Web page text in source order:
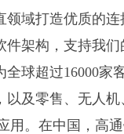
领域打造优质的
件架构，支持我
球超过16000
及零售、无人
用。在中国，高